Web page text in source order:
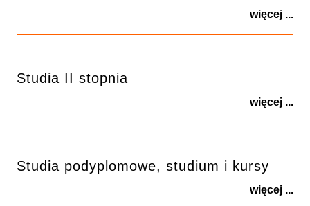
więcej ...
Studia II stopnia
więcej ...
Studia podyplomowe, studium i kursy
więcej ...